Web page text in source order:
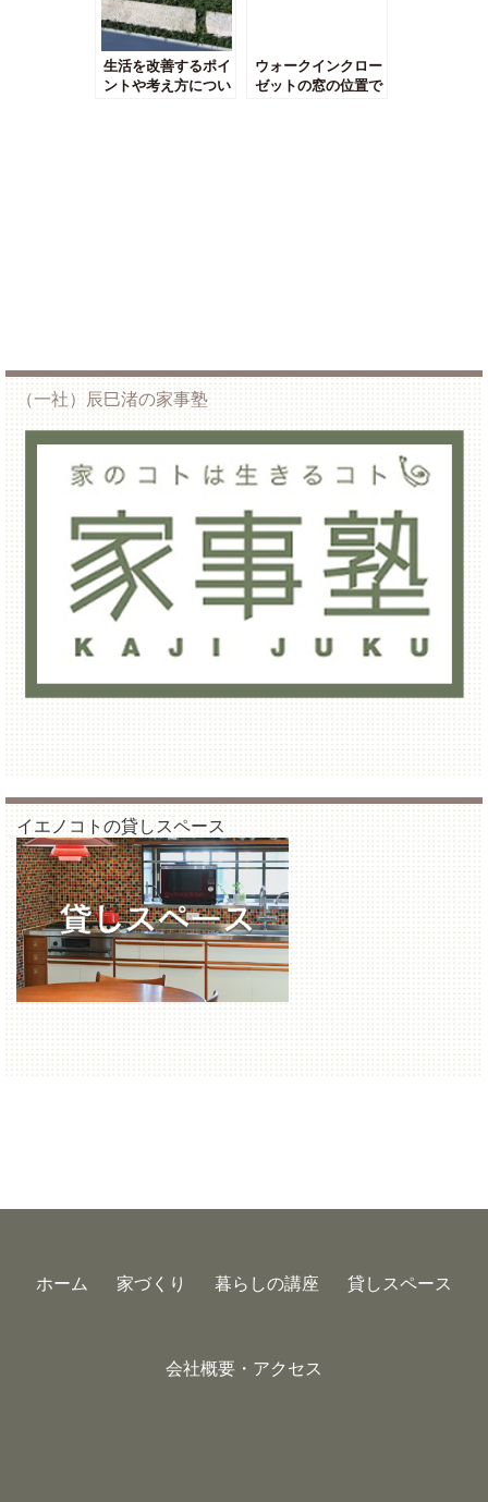
生活を改善するポイ
ントや考え方につい
ウォークインクロー
ゼットの窓の位置で
（一社）辰巳渚の家事塾
イエノコトの貸しスペース
ホーム 家づくり 暮らしの講座 貸しスペース
会社概要・アクセス